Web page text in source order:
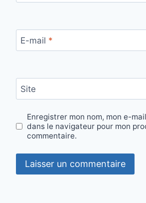
E-mail *
Site
Enregistrer mon nom, mon e-
dans le navigateur pour mon
commentaire.